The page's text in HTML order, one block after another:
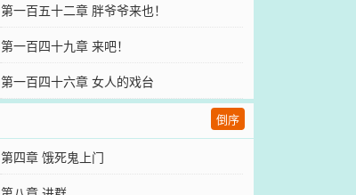
第一百五十二章 胖爷爷来也！
第一百四十九章 来吧！
第一百四十六章 女人的戏台
倒序
第四章 饿死鬼上门